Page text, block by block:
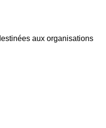
aux organisations